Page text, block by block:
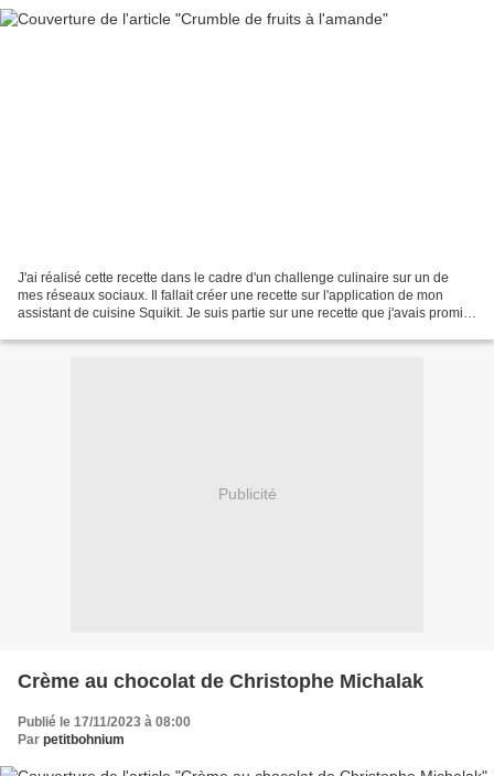
J'ai réalisé cette recette dans le cadre d'un challenge culinaire sur un de
mes réseaux sociaux. Il fallait créer une recette sur l'application de mon
assistant de cuisine Squikit. Je suis partie sur une recette que j'avais promis
Publicité
Crème au chocolat de Christophe Michalak
Publié le 17/11/2023 à 08:00
Par petitbohnium